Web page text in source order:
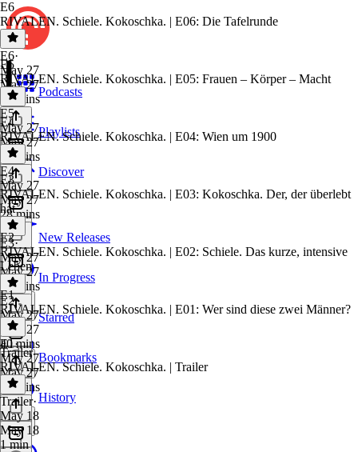
Podcasts
Playlists
Discover
New Releases
In Progress
Starred
Bookmarks
History
E6
RIVALEN. Schiele. Kokoschka. | E06: Die Tafelrunde
E6·
May 27
May 27
33 mins
E5
RIVALEN. Schiele. Kokoschka. | E05: Frauen – Körper – Macht
E5·
May 27
May 27
36 mins
E4
RIVALEN. Schiele. Kokoschka. | E04: Wien um 1900
E4·
May 27
May 27
28 mins
E3
RIVALEN. Schiele. Kokoschka. | E03: Kokoschka. Der, der überlebt
hat
E3·
May 27
May 27
29 mins
E2
RIVALEN. Schiele. Kokoschka. | E02: Schiele. Das kurze, intensive
Leben
E2·
May 27
May 27
40 mins
E1
RIVALEN. Schiele. Kokoschka. | E01: Wer sind diese zwei Männer?
E1·
May 27
May 27
36 mins
Trailer
RIVALEN. Schiele. Kokoschka. | Trailer
Trailer·
May 18
May 18
1 min